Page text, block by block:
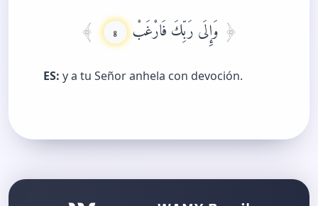
وَإِلَى رَبِّكَ فَارْغَبْ 8
ES: y a tu Señor anhela con devoción.